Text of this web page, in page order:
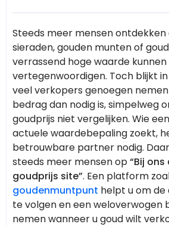
Steeds meer mensen ontdekken
sieraden, gouden munten of
verrassend hoge waarde kunnen
vertegenwoordigen. Toch blijkt
veel verkopers genoegen
bedrag dan nodig is, simpelweg
goudprijs niet vergelijken. Wie
actuele waardebepaling zoekt,
betrouwbare partner nodig.
steeds meer mensen op“Bij
goudprijs site”. Een platform
goudenmuntpunt helpt u om de
te volgen en een weloverwogen
nemen wanneer u goud wilt